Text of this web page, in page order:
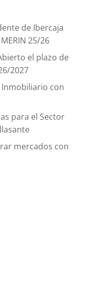
de Ibercaja
25/26
el plazo de
2027
Inmobiliario con
para el Sector
mercados con